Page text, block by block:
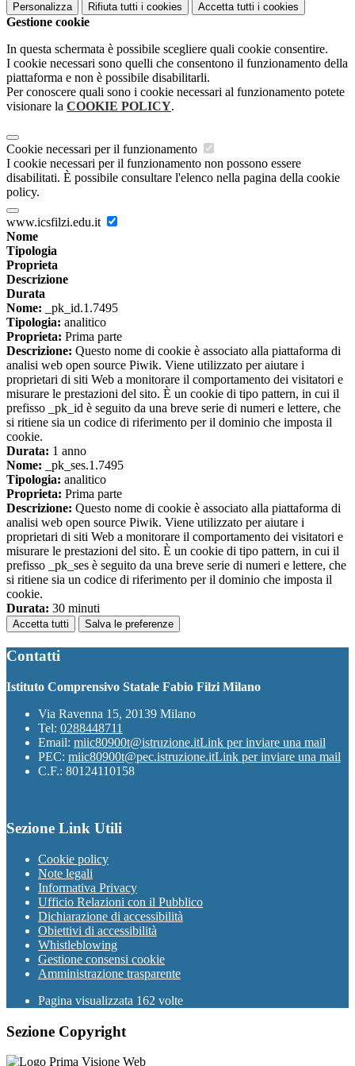
Personalizza Rifiuta tutti i cookies Accetta tutti i cookies
Gestione cookie
In questa schermata è possibile scegliere quali cookie consentire.
I cookie necessari sono quelli che consentono il funzionamento della
piattaforma e non è possibile disabilitarli.
Per conoscere quali sono i cookie necessari al funzionamento potete
visionare la COOKIE POLICY.
Cookie necessari per il funzionamento
I cookie necessari per il funzionamento non possono essere
disabilitati. È possibile consultare l'elenco nella pagina della cookie
policy.
www.icsfilzi.edu.it
Nome
Tipologia
Proprieta
Descrizione
Durata
Nome: _pk_id.1.7495
Tipologia: analitico
Proprieta: Prima parte
Descrizione: Questo nome di cookie è associato alla piattaforma di
analisi web open source Piwik. Viene utilizzato per aiutare i
proprietari di siti Web a monitorare il comportamento dei visitatori e
misurare le prestazioni del sito. È un cookie di tipo pattern, in cui il
prefisso _pk_id è seguito da una breve serie di numeri e lettere, che
si ritiene sia un codice di riferimento per il dominio che imposta il
cookie.
Durata: 1 anno
Nome: _pk_ses.1.7495
Tipologia: analitico
Proprieta: Prima parte
Descrizione: Questo nome di cookie è associato alla piattaforma di
analisi web open source Piwik. Viene utilizzato per aiutare i
proprietari di siti Web a monitorare il comportamento dei visitatori e
misurare le prestazioni del sito. È un cookie di tipo pattern, in cui il
prefisso _pk_ses è seguito da una breve serie di numeri e lettere, che
si ritiene sia un codice di riferimento per il dominio che imposta il
cookie.
Durata: 30 minuti
Accetta tutti Salva le preferenze
Contatti
Istituto Comprensivo Statale Fabio Filzi Milano
Via Ravenna 15, 20139 Milano
Tel: 0288448711
Email: miic80900t@istruzione.itLink per inviare una mail
PEC: miic80900t@pec.istruzione.itLink per inviare una mail
C.F.: 80124110158
Sezione Link Utili
Cookie policy
Note legali
Informativa Privacy
Ufficio Relazioni con il Pubblico
Dichiarazione di accessibilità
Obiettivi di accessibilità
Whistleblowing
Gestione consensi cookie
Amministrazione trasparente
Pagina visualizzata 162 volte
Sezione Copyright